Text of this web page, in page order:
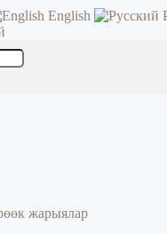
English
жарыялар